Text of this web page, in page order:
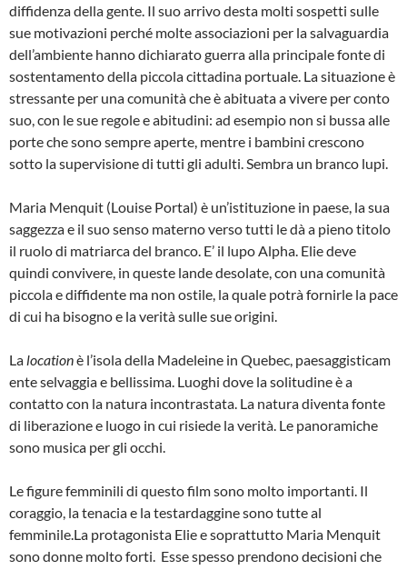
diffidenza della gente. Il suo arrivo desta molti sospetti sulle
sue motivazioni perché molte associazioni per la salvaguardia
dell’ambiente hanno dichiarato guerra alla principale fonte di
sostentamento della piccola cittadina portuale. La situazione è
stressante per una comunità che è abituata a vivere per conto
suo, con le sue regole e abitudini: ad esempio non si bussa alle
porte che sono sempre aperte, mentre i bambini crescono
sotto la supervisione di tutti gli adulti. Sembra un branco lupi.
Maria Menquit (Louise Portal) è un’istituzione in paese, la sua
saggezza e il suo senso materno verso tutti le dà a pieno titolo
il ruolo di matriarca del branco. E’ il lupo Alpha. Elie deve
quindi convivere, in queste lande desolate, con una comunità
piccola e diffidente ma non ostile, la quale potrà fornirle la pace
di cui ha bisogno e la verità sulle sue origini.
La locationè l’isola della Madeleine in Quebec, paesaggisticam
ente selvaggia e bellissima. Luoghi dove la solitudine è a
contatto con la natura incontrastata. La natura diventa fonte
di liberazione e luogo in cui risiede la verità. Le panoramiche
sono musica per gli occhi.
Le figure femminili di questo film sono molto importanti. Il
coraggio, la tenacia e la testardaggine sono tutte al
femminile.La protagonista Elie e soprattutto Maria Menquit
sono donne molto forti. Esse spesso prendono decisioni che